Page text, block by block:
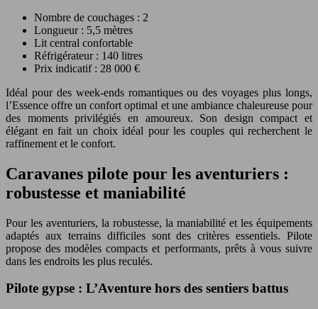
Nombre de couchages : 2
Longueur : 5,5 mètres
Lit central confortable
Réfrigérateur : 140 litres
Prix indicatif : 28 000 €
Idéal pour des week-ends romantiques ou des voyages plus longs,
l’Essence offre un confort optimal et une ambiance chaleureuse pour
des moments privilégiés en amoureux. Son design compact et
élégant en fait un choix idéal pour les couples qui recherchent le
raffinement et le confort.
Caravanes pilote pour les aventuriers :
robustesse et maniabilité
Pour les aventuriers, la robustesse, la maniabilité et les équipements
adaptés aux terrains difficiles sont des critères essentiels. Pilote
propose des modèles compacts et performants, prêts à vous suivre
dans les endroits les plus reculés.
Pilote gypse : L’Aventure hors des sentiers battus